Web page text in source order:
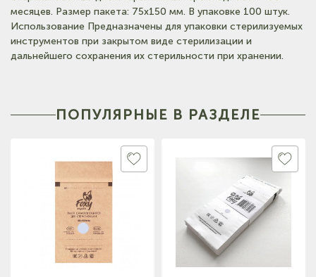
(на карте)
Тел: +7-960-965-6706
месяцев. Размер пакета: 75х150 мм. В упаковке 100 штук.
Использование Предназначены для упаковки стерилизуемых
инструментов при закрытом виде стерилизации и
дальнейшего сохранения их стерильности при хранении.
ПОПУЛЯРНЫЕ В РАЗДЕЛЕ